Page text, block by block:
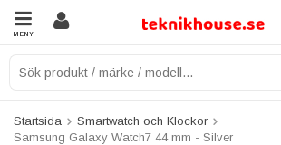
MENY
Startsida
Smartwatch och Klockor
Samsung Galaxy Watch7 44 mm - Silver